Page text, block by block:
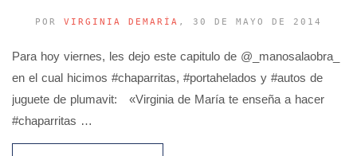
POR VIRGINIA DEMARÍA , 30 DE MAYO DE 2014
Para hoy viernes, les dejo este capitulo de @_manosalaobra_
en el cual hicimos #chaparritas, #portahelados y #autos de
juguete de plumavit: «Virginia de María te enseña a hacer
#chaparritas …